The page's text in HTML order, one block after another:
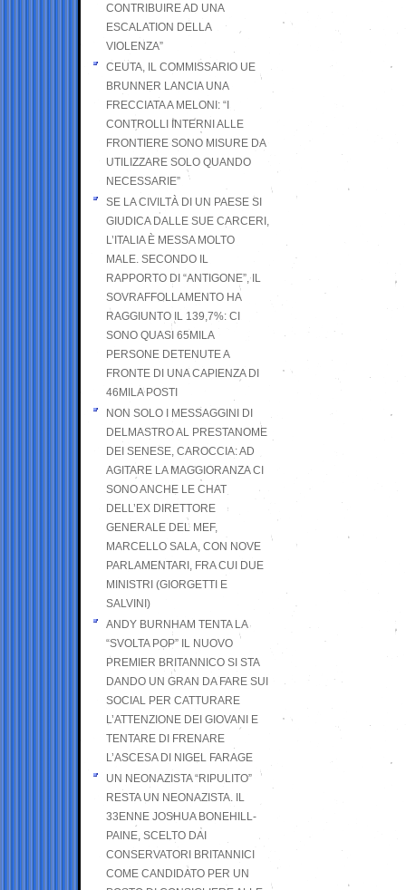
CONTRIBUIRE AD UNA
ESCALATION DELLA
VIOLENZA”
CEUTA, IL COMMISSARIO UE
BRUNNER LANCIA UNA
FRECCIATA A MELONI: “I
CONTROLLI INTERNI ALLE
FRONTIERE SONO MISURE DA
UTILIZZARE SOLO QUANDO
NECESSARIE”
SE LA CIVILTÀ DI UN PAESE SI
GIUDICA DALLE SUE CARCERI,
L’ITALIA È MESSA MOLTO
MALE. SECONDO IL
RAPPORTO DI “ANTIGONE”, IL
SOVRAFFOLLAMENTO HA
RAGGIUNTO IL 139,7%: CI
SONO QUASI 65MILA
PERSONE DETENUTE A
FRONTE DI UNA CAPIENZA DI
46MILA POSTI
NON SOLO I MESSAGGINI DI
DELMASTRO AL PRESTANOME
DEI SENESE, CAROCCIA: AD
AGITARE LA MAGGIORANZA CI
SONO ANCHE LE CHAT
DELL’EX DIRETTORE
GENERALE DEL MEF,
MARCELLO SALA, CON NOVE
PARLAMENTARI, FRA CUI DUE
MINISTRI (GIORGETTI E
SALVINI)
ANDY BURNHAM TENTA LA
“SVOLTA POP” IL NUOVO
PREMIER BRITANNICO SI STA
DANDO UN GRAN DA FARE SUI
SOCIAL PER CATTURARE
L’ATTENZIONE DEI GIOVANI E
TENTARE DI FRENARE
L’ASCESA DI NIGEL FARAGE
UN NEONAZISTA “RIPULITO”
RESTA UN NEONAZISTA. IL
33ENNE JOSHUA BONEHILL-
PAINE, SCELTO DAI
CONSERVATORI BRITANNICI
COME CANDIDATO PER UN